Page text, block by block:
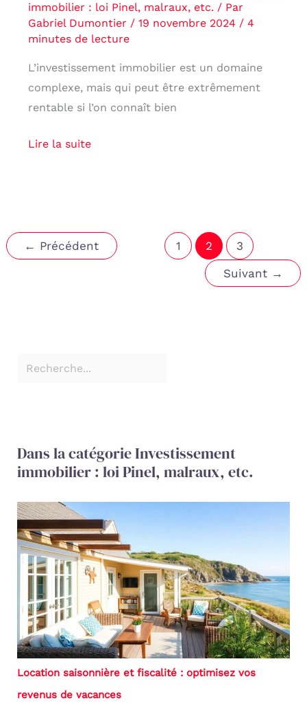
immobilier : loi Pinel, malraux, etc. / Par
Gabriel Dumontier / 19 novembre 2024 / 4
minutes de lecture
L’investissement immobilier est un domaine
complexe, mais qui peut être extrêmement
rentable si l’on connaît bien
Lire la suite
← Précédent 1 2
3
Suivant →
Dans la catégorie Investissement
immobilier : loi Pinel, malraux, etc.
Location saisonnière et fiscalité : optimisez vos
revenus de vacances